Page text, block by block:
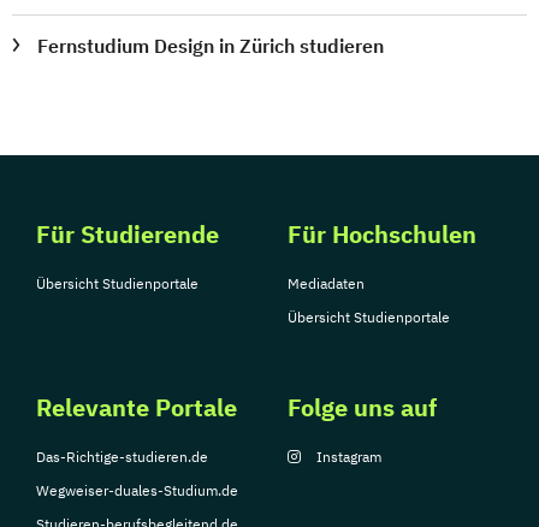
Fernstudium Design in Zürich studieren
Für Studierende
Übersicht Studienportale
Für Hochschulen
Mediadaten
Übersicht Studienportale
Relevante Portale
Das-Richtige-studieren.de
Wegweiser-duales-Studium.de
Folge uns auf
Instagram